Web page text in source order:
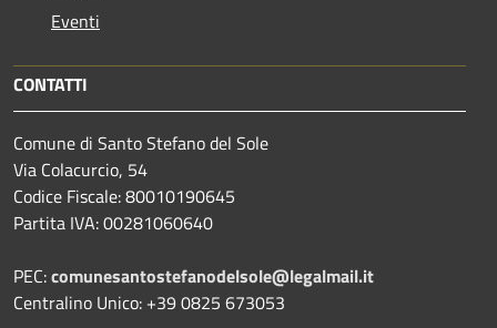
Eventi
CONTATTI
Comune di Santo Stefano del Sole
Via Colacurcio, 54
Codice Fiscale: 80010190645
Partita IVA: 00281060640
PEC:comunesantostefanodelsole@legalmail.it
Centralino Unico: +39 0825 673053